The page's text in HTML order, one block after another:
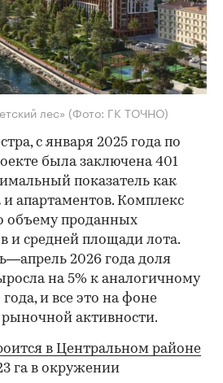
лес» (Фото: ГК ТОЧНО)
с января 2025 года по
была заключена 401
показатель как
и апартаментов. Комплекс
объему проданных
и средней площади лота.
2026 года доля
на 5% к аналогичному
и все это на фоне
активности.
в Центральном районе
га в окружении